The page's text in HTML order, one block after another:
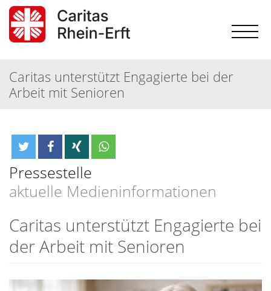
Caritas unterstützt Engagierte bei der
Arbeit mit Senioren
Pressestelle
aktuelle Medieninformationen
Caritas unterstützt Engagierte bei
der Arbeit mit Senioren